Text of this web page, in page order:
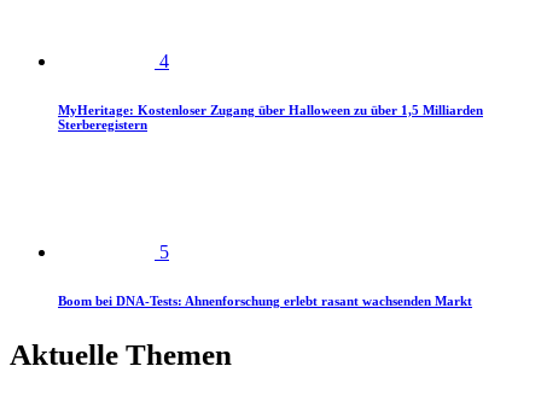
4
MyHeritage: Kostenloser Zugang über Halloween zu über 1,5 Milliarden
Sterberegistern
5
Boom bei DNA-Tests: Ahnenforschung erlebt rasant wachsenden Markt
Aktuelle Themen